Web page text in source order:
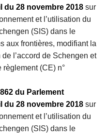
du 28 novembre 2018 sur
et l’utilisation du
(SIS) dans le
aux frontières, modifiant la
l’accord de Schengen et
règlement (CE) n°
du Parlement
du 28 novembre 2018 sur
et l’utilisation du
(SIS) dans le